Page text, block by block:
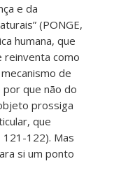
e da
(PONGE,
humana, que
reinventa como
de
por que não do
prossiga
que
121-122). Mas
si um ponto